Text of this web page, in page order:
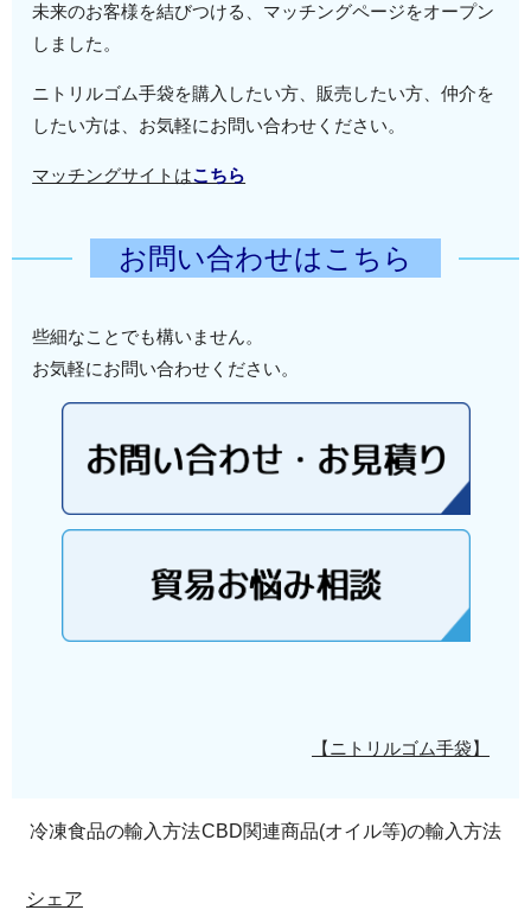
未来のお客様を結びつける、マッチングページをオープン
しました。
ニトリルゴム手袋を購入したい方、販売したい方、仲介を
したい方は、お気軽にお問い合わせください。
マッチングサイトはこちら
お問い合わせはこちら
些細なことでも構いません。
お気軽にお問い合わせください。
【ニトリルゴム手袋】
冷凍食品の輸入方法CBD関連商品(オイル等)の輸入方法
シェア